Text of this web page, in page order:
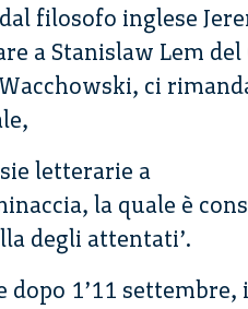
filosofo inglese
a Stanislaw Lem del
ci
letterarie a
la quale è
degli attentati’.
1’11